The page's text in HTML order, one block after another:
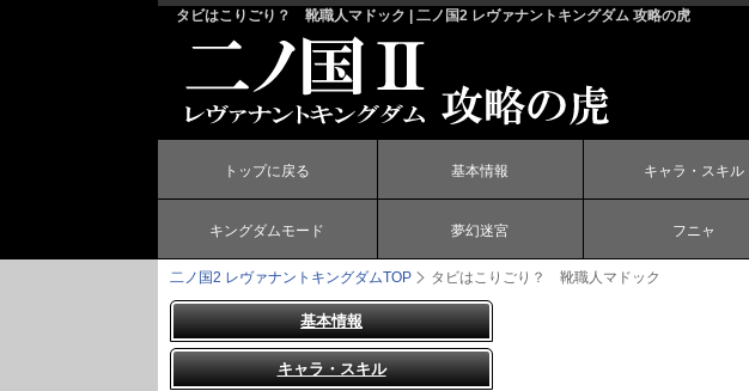
タビはこりごり？ 靴職人マドック | 二ノ国2 レヴァナントキングダム 攻略の虎
トップに戻る 基本情報 キャラ・スキル
キングダムモード 夢幻迷宮 フニャ
二ノ国2 レヴァナントキングダムTOP タビはこりごり？ 靴職人マドック
基本情報
キャラ・スキル